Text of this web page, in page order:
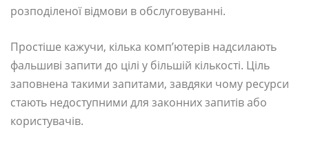
розподіленої відмови в обслуговуванні.
Простіше кажучи, кілька комп’ютерів надсилають
фальшиві запити до цілі у більшій кількості. Ціль
заповнена такими запитами, завдяки чому ресурси
стають недоступними для законних запитів або
користувачів.